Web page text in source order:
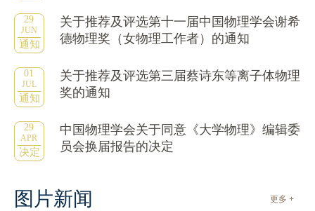
29
JUN
通知
关于推荐及评选第十一届中国物理学会谢希
德物理奖（女物理工作者）的通知
01
JUL
通知
关于推荐及评选第三届蔡诗东等离子体物理
奖的通知
29
APR
决定
中国物理学会关于同意《大学物理》编辑委
员会换届报告的决定
更多 +
图片新闻